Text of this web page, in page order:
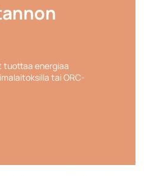
tuottaa energiaa
tai ORC-